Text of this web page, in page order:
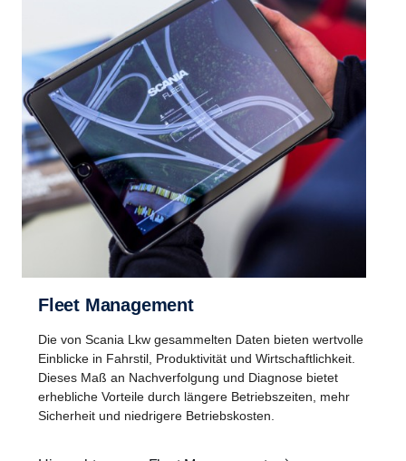
Fleet Management
Die von Scania Lkw gesammelten Daten bieten wertvolle
Einblicke in Fahrstil, Produktivität und Wirtschaftlichkeit.
Dieses Maß an Nachverfolgung und Diagnose bietet
erhebliche Vorteile durch längere Betriebszeiten, mehr
Sicherheit und niedrigere Betriebskosten.